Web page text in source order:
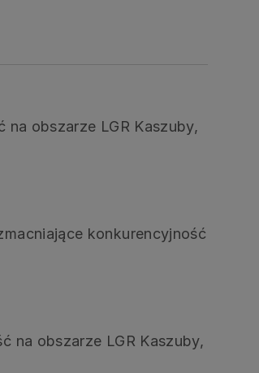
obszarze LGR Kaszuby,
konkurencyjność
na obszarze LGR Kaszuby,